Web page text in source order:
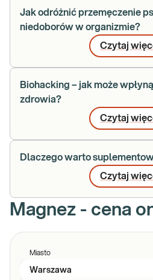
Jak odróżnić przemęczenie
niedoborów w organizmie?
Czytaj
Biohacking – jak może
zdrowia?
Czytaj
Dlaczego warto
Czytaj
Magnez - cena
Miasto
Warszawa